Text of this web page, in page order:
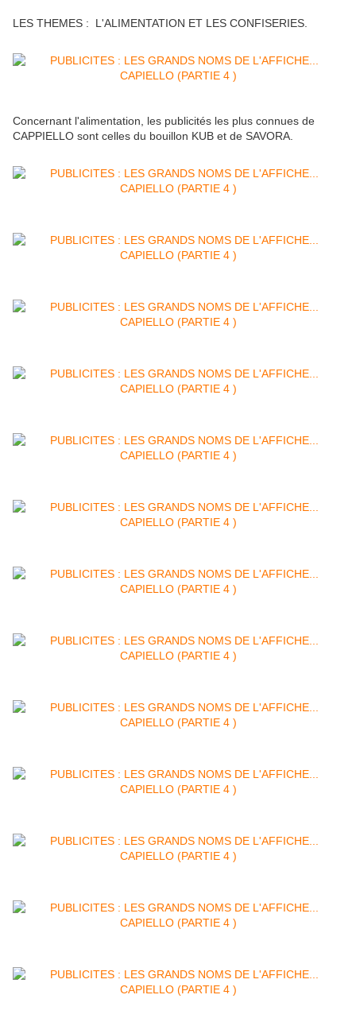
LES THEMES : L'ALIMENTATION ET LES CONFISERIES.
Concernant l'alimentation, les publicités les plus connues de
CAPPIELLO sont celles du bouillon KUB et de SAVORA.